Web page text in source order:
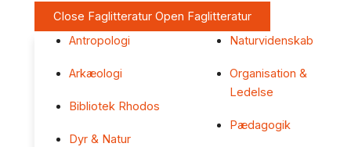
Close Faglitteratur Open Faglitteratur
Antropologi
Arkæologi
Bibliotek Rhodos
Dyr & Natur
Naturvidenskab
Organisation &
Ledelse
Pædagogik